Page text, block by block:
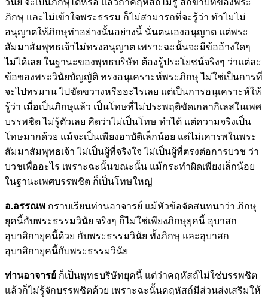
ภิกษุ และไม่เข้าใจพระธรรม ก็ไม่สามารถที่จะรู้ว่า ทำไมไม่
อนุญาตให้ภิกษุทำอย่างนั้นอย่างนี้ นั่นตนเองอนุญาต แต่พระ
สัมมาสัมพุทธเจ้าไม่ทรงอนุญาต เพราะฉะนั้นจะมีข้ออ้างใดๆ
ไม่ได้เลย ในฐานะของพุทธบริษัท ต้องรู้ประโยชน์จริงๆ ว่าแต่ละ
ข้อของพระวินัยบัญญัติ ทรงอนุเคราะห์พระภิกษุ ไม่ใช่เป็นการที่
จะไปทรมาน ไปขัดขวางหรืออะไรเลย แต่เป็นการอนุเคราะห์ให้
รู้ว่า เมื่อเป็นภิกษุแล้ว เป็นโทษที่ไม่ประพฤติขัดเกลากิเลสในเพศ
บรรพชิต ไม่รู้ตัวเลย คิดว่าไม่เป็นโทษ ทำได้ แต่ความจริงเป็น
โทษมากด้วย แม้จะเป็นเพียงอาบัติเล็กน้อย แต่ไม่เคารพในพระ
สัมมาสัมพุทธเจ้า ไม่เป็นผู้ที่จริงใจ ไม่เป็นผู้ที่ตรงต่อการบวช ว่า
บวชเพื่ออะไร เพราะฉะนั้นขณะนั้น แม้กระทำผิดเพียงเล็กน้อย
ในฐานะเพศบรรพชิต ก็เป็นโทษใหญ่
อ.อรรณพ กราบเรียนท่านอาจารย์ แม้หัวข้อจัดสนทนาว่า ภิกษุ
ยุคนี้กับพระธรรมวินัย จริงๆ ก็ไม่ใช่เพียงภิกษุยุคนี้ อุบาสก
อุบาสิกายุคนี้ด้วย กับพระธรรมวินัย ทั้งภิกษุ และอุบาสก
อุบาสิกายุคนี้กับพระธรรมวินัย
ท่านอาจารย์ ก็เป็นพุทธบริษัทยุคนี้ แต่ว่าคฤหัสถ์ไม่ใช่บรรพชิต
แล้วก็ไม่รู้จักบรรพชิตด้วย เพราะฉะนั้นคฤหัสถ์มีส่วนส่งเสริมให้